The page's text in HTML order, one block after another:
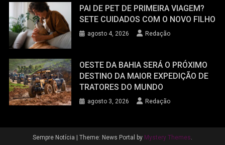
PAI DE PET DE PRIMEIRA VIAGEM?
SETE CUIDADOS COM O NOVO FILHO
agosto 4, 2026 Redação
OESTE DA BAHIA SERÁ O PRÓXIMO
DESTINO DA MAIOR EXPEDIÇÃO DE
TRATORES DO MUNDO
agosto 3, 2026 Redação
Sempre Notícia Theme: News Portal by Mystery Themes.